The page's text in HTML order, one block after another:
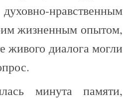
нравственным
жизненным опытом,
живого диалога могли
минута памяти,